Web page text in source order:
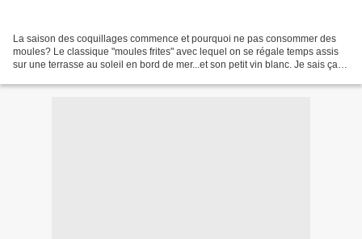
La saison des coquillages commence et pourquoi ne pas consommer des
moules? Le classique "moules frites" avec lequel on se régale temps assis
sur une terrasse au soleil en bord de mer...et son petit vin blanc. Je sais ça